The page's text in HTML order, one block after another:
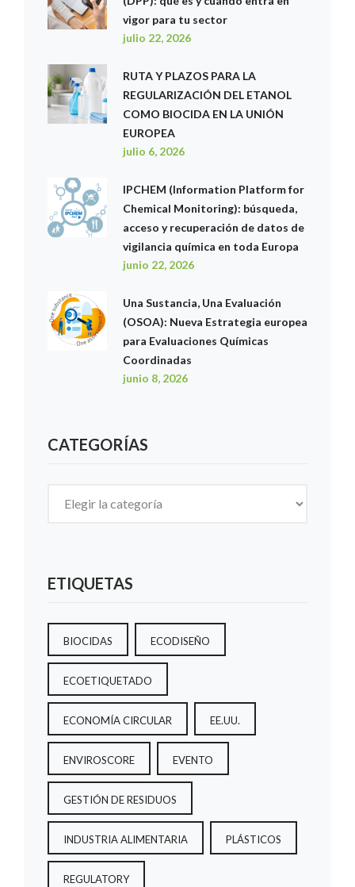
vigor para tu sector
julio 22, 2026
RUTA Y PLAZOS PARA LA
REGULARIZACIÓN DEL ETANOL
COMO BIOCIDA EN LA UNIÓN
EUROPEA
julio 6, 2026
IPCHEM (Information Platform for
Chemical Monitoring): búsqueda,
acceso y recuperación de datos de
vigilancia química en toda Europa
junio 22, 2026
Una Sustancia, Una Evaluación
(OSOA): Nueva Estrategia europea
para Evaluaciones Químicas
Coordinadas
junio 8, 2026
CATEGORÍAS
ETIQUETAS
BIOCIDAS ECODISEÑO
ECOETIQUETADO
ECONOMÍA CIRCULAR EE.UU.
ENVIROSCORE EVENTO
GESTIÓN DE RESIDUOS
INDUSTRIA ALIMENTARIA PLÁSTICOS
REGULATORY